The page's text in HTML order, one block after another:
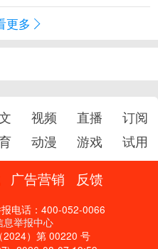
更多
视频 直播
订阅
动漫 游戏 试用
广告营销 反馈
电话：400-052-0066
息举报中心
2024）第 00220 号